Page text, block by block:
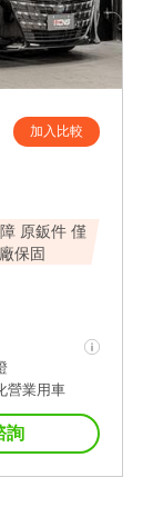
加入比較
原鈑件 僅
保固
營業用車
詢